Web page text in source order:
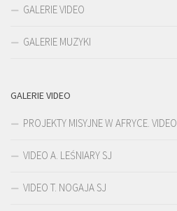
GALERIE VIDEO
GALERIE MUZYKI
GALERIE VIDEO
PROJEKTY MISYJNE W AFRYCE. VIDEO
VIDEO A. LEŚNIARY SJ
VIDEO T. NOGAJA SJ